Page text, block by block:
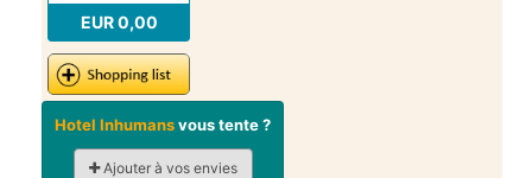
EUR 0,00
Hotel Inhumansvous tente ?
Ajouter à vos envies